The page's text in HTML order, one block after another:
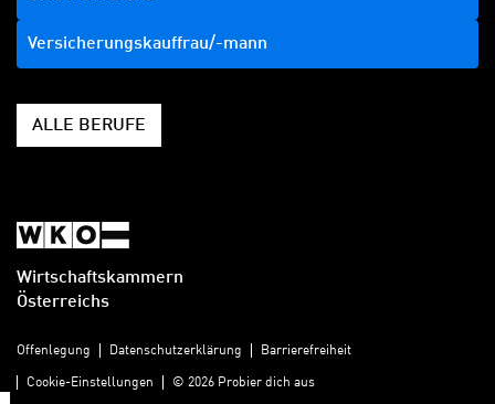
Versicherungskauffrau/-mann
ALLE BERUFE
Wirtschaftskammern
Österreichs
Offenlegung Datenschutzerklärung Barrierefreiheit
Cookie-Einstellungen © 2026 Probier dich aus
Diese
Seite